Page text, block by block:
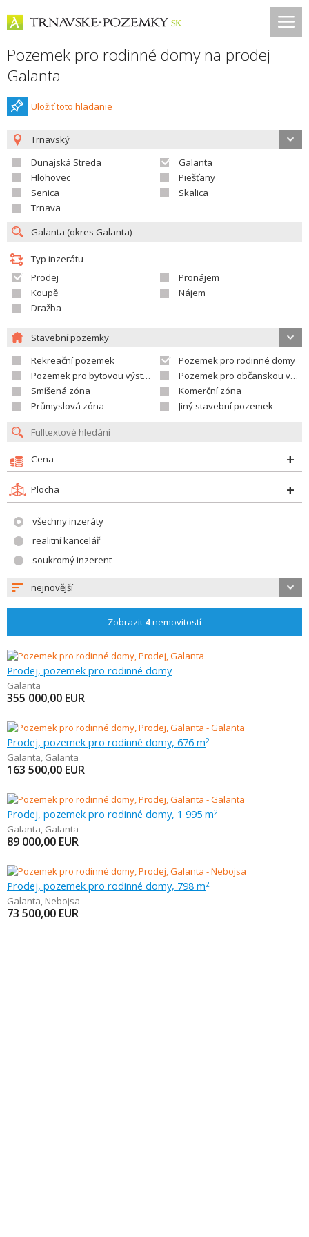
Pozemek pro rodinné domy na prodej
Galanta
Uložiť toto hladanie
Trnavský
Dunajská Streda
Galanta
Hlohovec
Piešťany
Senica
Skalica
Trnava
Typ inzerátu
Prodej
Pronájem
Koupě
Nájem
Dražba
Stavební pozemky
Rekreační pozemek
Pozemek pro rodinné domy
Pozemek pro bytovou výstavbu
Pozemek pro občanskou vybavenost
Smíšená zóna
Komerční zóna
Průmyslová zóna
Jiný stavební pozemek
Cena
Plocha
všechny inzeráty
realitní kancelář
soukromý inzerent
nejnovější
Zobrazit 4nemovitostí
Prodej, pozemek pro rodinné domy
Galanta
355 000,00 EUR
Prodej, pozemek pro rodinné domy, 676 m2
Galanta, Galanta
163 500,00 EUR
Prodej, pozemek pro rodinné domy, 1 995 m2
Galanta, Galanta
89 000,00 EUR
Prodej, pozemek pro rodinné domy, 798 m2
Galanta, Nebojsa
73 500,00 EUR